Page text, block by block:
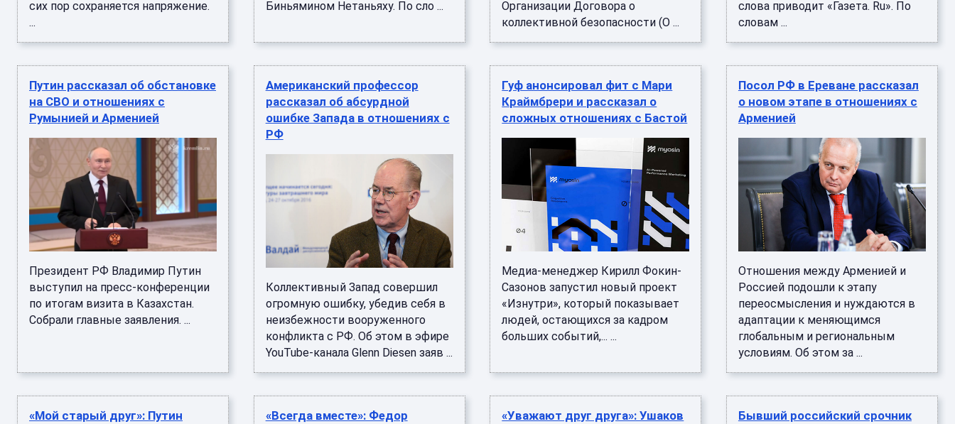
сих пор сохраняется напряжение.
...
Биньямином Нетаньяху. По сло ...
Организации Договора о
коллективной безопасности (О ...
слова приводит «Газета. Ru». По
словам ...
Путин рассказал об обстановке
на СВО и отношениях с
Румынией и Арменией
Президент РФ Владимир Путин
выступил на пресс-конференции
по итогам визита в Казахстан.
Собрали главные заявления. ...
Американский профессор
рассказал об абсурдной
ошибке Запада в отношениях с
РФ
Коллективный Запад совершил
огромную ошибку, убедив себя в
неизбежности вооруженного
конфликта с РФ. Об этом в эфире
YouTube-канала Glenn Diesen заяв ...
Гуф анонсировал фит с Мари
Краймбрери и рассказал о
сложных отношениях с Бастой
Медиа-менеджер Кирилл Фокин-
Сазонов запустил новый проект
«Изнутри», который показывает
людей, остающихся за кадром
больших событий,... ...
Посол РФ в Ереване рассказал
о новом этапе в отношениях с
Арменией
Отношения между Арменией и
Россией подошли к этапу
переосмысления и нуждаются в
адаптации к меняющимся
глобальным и региональным
условиям. Об этом за ...
«Мой старый друг»: Путин
«Всегда вместе»: Федор
«Уважают друг друга»: Ушаков
Бывший российский срочник